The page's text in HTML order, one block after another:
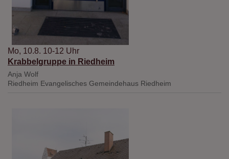
Mo, 10.8. 10-12 Uhr
Krabbelgruppe in Riedheim
Anja Wolf
Riedheim Evangelisches Gemeindehaus Riedheim